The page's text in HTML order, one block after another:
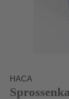
HACA